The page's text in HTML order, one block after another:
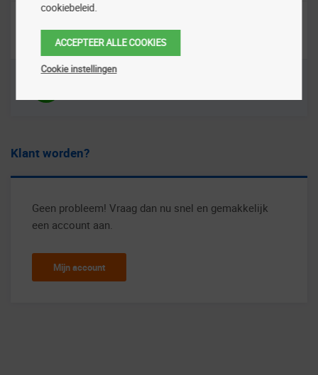
Vragen? Laat het ons weten!
Klant worden?
Geen probleem! Vraag dan nu snel en gemakkelijk
een account aan.
Mijn account
cookiebeleid.
ACCEPTEER ALLE COOKIES
Cookie instellingen